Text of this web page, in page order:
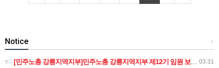
+
Notice
03.31
[민주노총 강릉지역지부]민주노총 강릉지역지부 제12기 임원 보궐선거결과 공고